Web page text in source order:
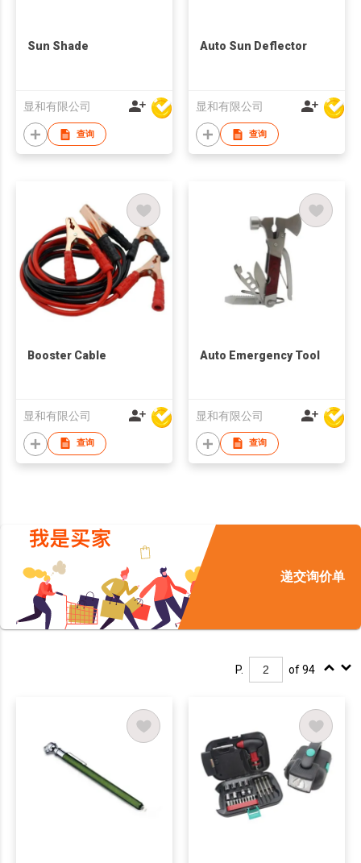
Sun Shade
显和有限公司
查询
Auto Sun Deflector
显和有限公司
查询
Booster Cable
显和有限公司
查询
Auto Emergency Tool
显和有限公司
查询
递交询价单
P. of 94